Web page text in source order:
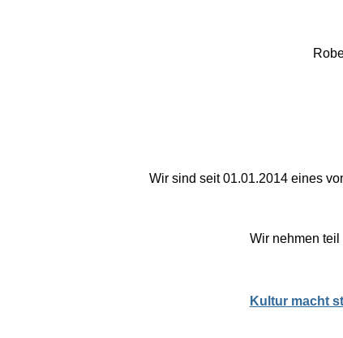
Wir sind seit 01.01.2014 eines
Wir nehmen
Kultur macht